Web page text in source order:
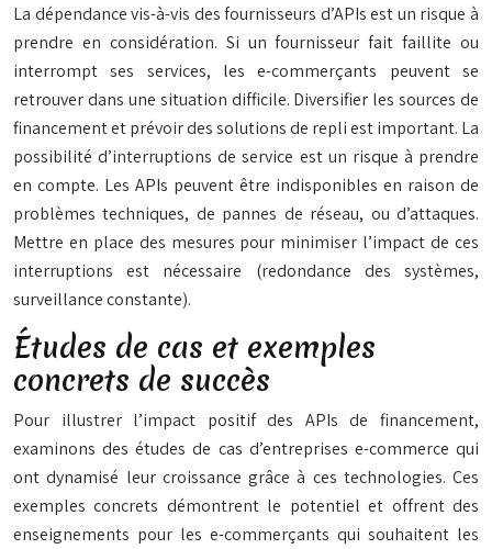
La dépendance vis-à-vis des fournisseurs d’APIs est un risque à
prendre en considération. Si un fournisseur fait faillite ou
interrompt ses services, les e-commerçants peuvent se
retrouver dans une situation difficile. Diversifier les sources de
financement et prévoir des solutions de repli est important. La
possibilité d’interruptions de service est un risque à prendre
en compte. Les APIs peuvent être indisponibles en raison de
problèmes techniques, de pannes de réseau, ou d’attaques.
Mettre en place des mesures pour minimiser l’impact de ces
interruptions est nécessaire (redondance des systèmes,
surveillance constante).
Études de cas et exemples
concrets de succès
Pour illustrer l’impact positif des APIs de financement,
examinons des études de cas d’entreprises e-commerce qui
ont dynamisé leur croissance grâce à ces technologies. Ces
exemples concrets démontrent le potentiel et offrent des
enseignements pour les e-commerçants qui souhaitent les